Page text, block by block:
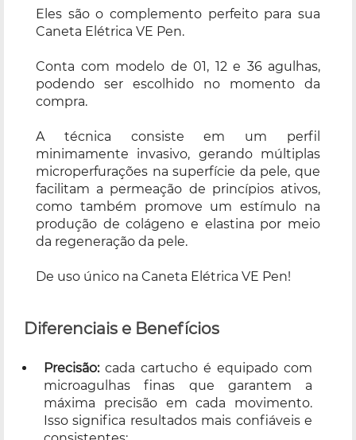
Eles são o complemento perfeito para sua
Caneta Elétrica VE Pen.
Conta com modelo de 01, 12 e 36 agulhas,
podendo ser escolhido no momento da
compra.
A técnica consiste em um perfil
minimamente invasivo, gerando múltiplas
microperfurações na superfície da pele, que
facilitam a permeação de princípios ativos,
como também promove um estímulo na
produção de colágeno e elastina por meio
da regeneração da pele.
De uso único na Caneta Elétrica VE Pen!
Diferenciais e Benefícios
Precisão: cada cartucho é equipado com
microagulhas finas que garantem a
máxima precisão em cada movimento.
Isso significa resultados mais confiáveis e